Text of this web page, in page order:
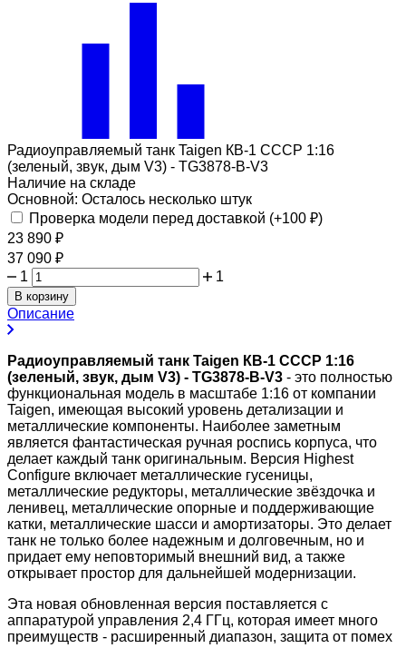
Радиоуправляемый танк Taigen КВ-1 СССР 1:16
(зеленый, звук, дым V3) - TG3878-B-V3
Наличие на складе
Основной: Осталось несколько штук
Проверка модели перед доставкой (+100 ₽)
23 890 ₽
37 090 ₽
1
1
В корзину
Описание
Радиоуправляемый танк Taigen КВ-1 СССР 1:16
(зеленый, звук, дым V3) - TG3878-B-V3 - это полностью
функциональная модель в масштабе 1:16 от компании
Taigen, имеющая высокий уровень детализации и
металлические компоненты. Наиболее заметным
является фантастическая ручная роспись корпуса, что
делает каждый танк оригинальным. Версия Highest
Configure включает металлические гусеницы,
металлические редукторы, металлические звёздочка и
ленивец, металлические опорные и поддерживающие
катки, металлические шасси и амортизаторы. Это делает
танк не только более надежным и долговечным, но и
придает ему неповторимый внешний вид, а также
открывает простор для дальнейшей модернизации.
Эта новая обновленная версия поставляется с
аппаратурой управления 2,4 ГГц, которая имеет много
преимуществ - расширенный диапазон, защита от помех